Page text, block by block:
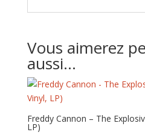
Vous aimerez
aussi…
Freddy Cannon – The
LP)